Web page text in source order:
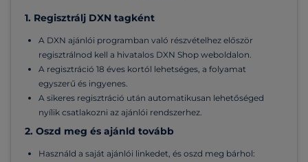
1. Regisztrálj DXN tagként
A DXN ajánlói programban való részvételhez először
regisztrálnod kell a hivatalos DXN Shop weboldalon.
A regisztráció 18 éves kortól lehetséges, a folyamat
egyszerű és ingyenes.
A sikeres regisztráció után automatikusan lehetőséged
nyílik csatlakozni az ajánlói rendszerhez.
2. Oszd meg és ajánld tovább
Használd a saját ajánlói linkedet, és oszd meg bárhol: